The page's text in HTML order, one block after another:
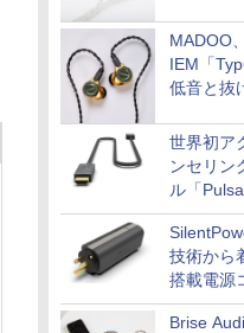
MADOO
IEM「
低音と抜
世界初ア
ンセリン
ル「
技術から
搭載電源
「AC
Brise